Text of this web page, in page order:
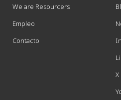
We are Resourcers
Empleo
Contacto
X